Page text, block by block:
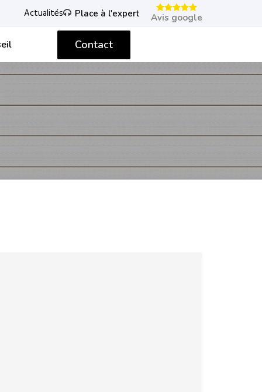
Actualités Place à l'expert Avis google
Contact